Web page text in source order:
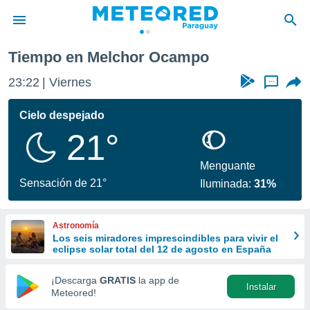
de
ha
calidad.
a este
las
y
forma
digital
basada
Tiempo en Melchor Ocampo
23:22 Viernes ...
Cielo despejado
21°
Sensación de 21°
Menguante
Iluminada:31%
Astronomía
Los seis miradores imprescindibles para vivir el
eclipse solar total del 12 de agosto en España
¡Descarga GRATIS la app de
Meteored!
Instalar